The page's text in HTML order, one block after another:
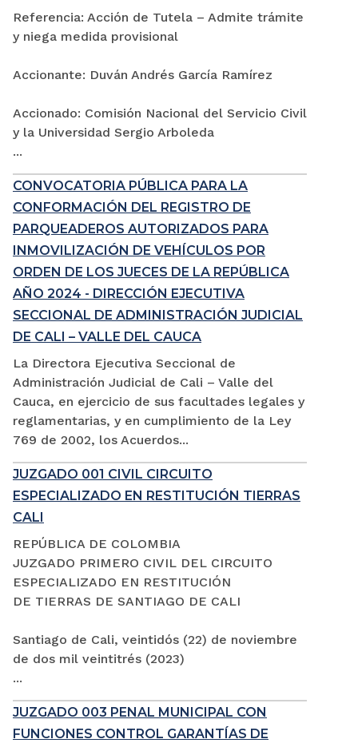
Referencia: Acción de Tutela – Admite trámite
y niega medida provisional
Accionante: Duván Andrés García Ramírez
Accionado: Comisión Nacional del Servicio Civil
y la Universidad Sergio Arboleda
...
CONVOCATORIA PÚBLICA PARA LA
CONFORMACIÓN DEL REGISTRO DE
PARQUEADEROS AUTORIZADOS PARA
INMOVILIZACIÓN DE VEHÍCULOS POR
ORDEN DE LOS JUECES DE LA REPÚBLICA
AÑO 2024 - DIRECCIÓN EJECUTIVA
SECCIONAL DE ADMINISTRACIÓN JUDICIAL
DE CALI – VALLE DEL CAUCA
La Directora Ejecutiva Seccional de
Administración Judicial de Cali – Valle del
Cauca, en ejercicio de sus facultades legales y
reglamentarias, y en cumplimiento de la Ley
769 de 2002, los Acuerdos...
JUZGADO 001 CIVIL CIRCUITO
ESPECIALIZADO EN RESTITUCIÓN TIERRAS
CALI
REPÚBLICA DE COLOMBIA
JUZGADO PRIMERO CIVIL DEL CIRCUITO
ESPECIALIZADO EN RESTITUCIÓN
DE TIERRAS DE SANTIAGO DE CALI
Santiago de Cali, veintidós (22) de noviembre
de dos mil veintitrés (2023)
...
JUZGADO 003 PENAL MUNICIPAL CON
FUNCIONES CONTROL GARANTÍAS DE